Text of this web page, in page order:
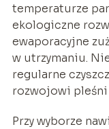
temperaturze
ekologiczne
ewaporacyjne
w utrzymaniu.
regularne
rozwojowi
Przy wyborze